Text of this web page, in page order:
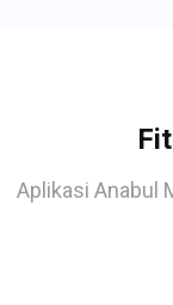
Aplikasi Anabul